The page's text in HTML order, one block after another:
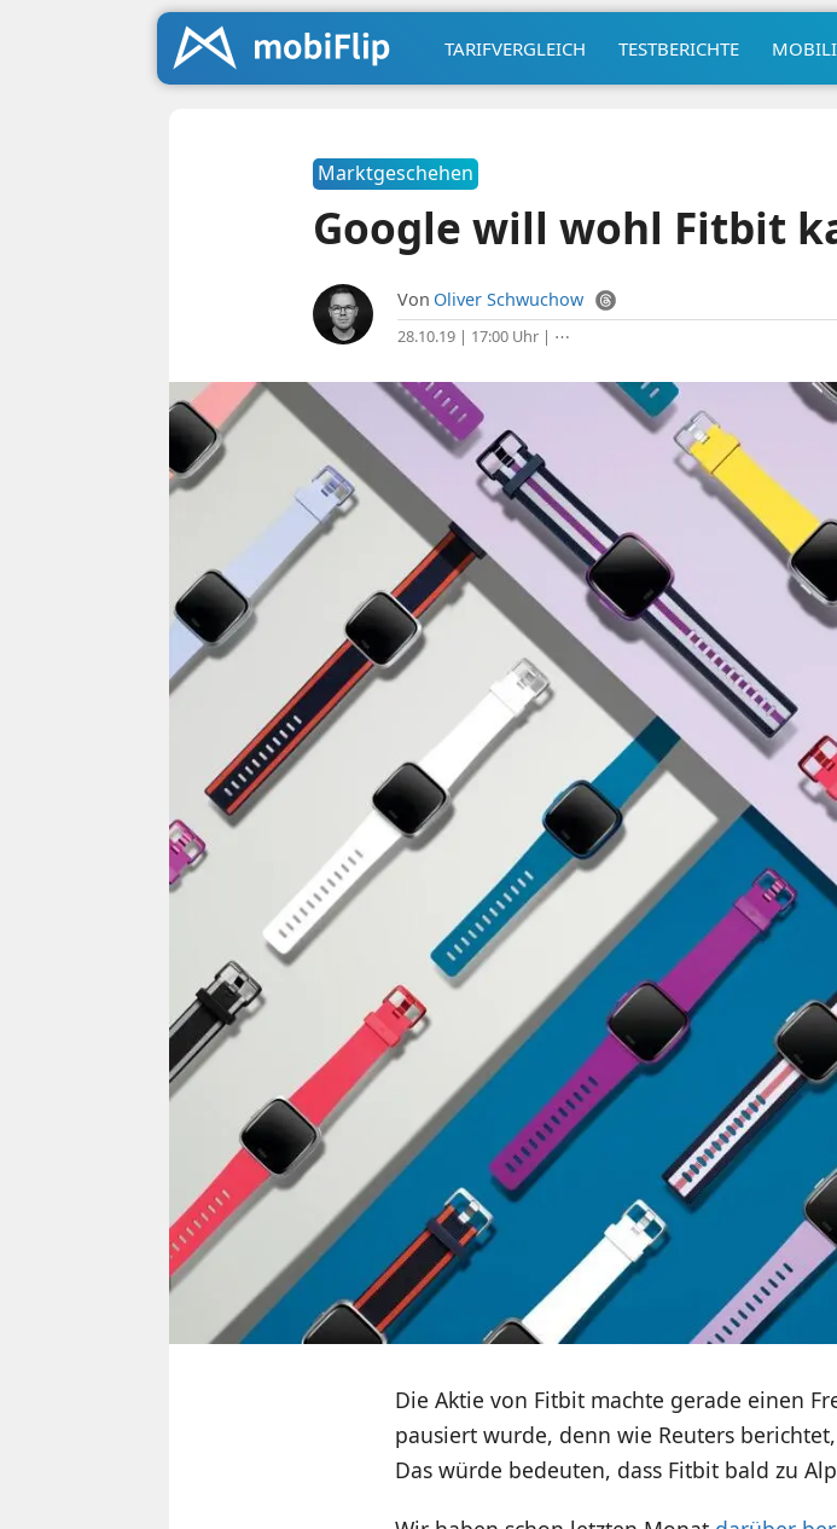
TARIFVERGLEICH TESTBERICHTE
Marktgeschehen
Google will wohl Fitbit
Von Oliver Schwuchow
28.10.19 | 17:00 Uhr| ⋯
Die Aktie von Fitbit machte gerade einen
pausiert wurde, denn wie Reuters
Das würde bedeuten, dass Fitbit bald zu